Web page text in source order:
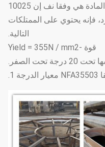
المادة هي وفقا نف إن 10025
إن 10149 ستاندارد، فإنه يحتوي على الممتلكات
التالية.
قوة -Yield = 355N / mm2
تحت الصفر.